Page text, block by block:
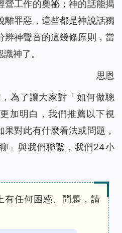
營工作的奧祕；神的話能揭
離罪惡，這些都是神說話獨
辨神聲音的這幾條原則，當
神了。
思恩
為了讓大家對「如何做聰
更加明白，我們推薦以下視
對此有什麼看法或問題，
」與我們聯繫，我們24小
有任何困惑、問題，請